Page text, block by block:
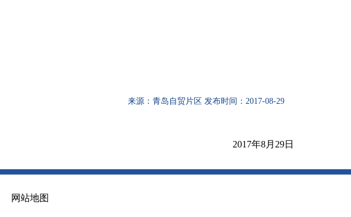
来源：青岛自贸片区 发布时间：2017-08-29
2017年8月29日
网站地图